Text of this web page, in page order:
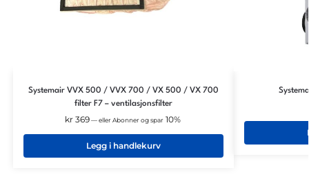
Systemair VVX 500 / VVX 700 / VX 500 / VX 700
filter F7 – ventilasjonsfilter
kr 369—eller Abonner og spar 10%
Legg i handlekurv